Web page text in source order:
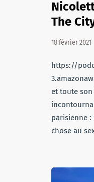
The
18 février 2021
https://
et toute
parisienne :
chose au